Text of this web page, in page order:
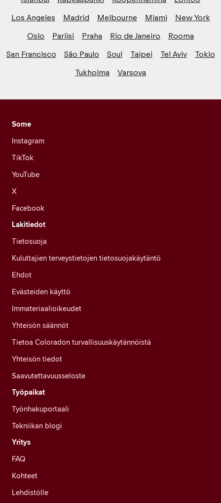
Los Angeles
Madrid Melbourne Miami
New York
Oslo
Pariisi Praha Rio de Janeiro
Rooma
San Francisco
São Paulo Soul Taipei Tel Aviv
Tokio
Tukholma
Varsova
Some
Instagram
TikTok
YouTube
X
Facebook
Lakitiedot
Tietosuoja
Kuluttajien terveystietojen tietosuojakäytäntö
Ehdot
Evästeiden käyttö
Immateriaalioikeudet
Yhteisön säännöt
Tietoa Coloradon turvallisuuskäytännöistä
Yhteisön tiedot
Saavutettavuusseloste
Työpaikat
Työnhakuportaali
Tekniikan blogi
Yritys
FAQ
Kohteet
Lehdistölle